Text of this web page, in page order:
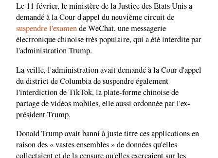
Le 11 février, le ministère de la Justice des Etats Unis a
demandé à la Cour d'appel du neuvième circuit de
suspendre l'examende WeChat, une messagerie
électronique chinoise très populaire, qui a été interdite par
l'administration Trump.
La veille, l'administration avait demandé à la Cour d'appel
du district de Columbia de suspendre également
l'interdiction de TikTok, la plate-forme chinoise de
partage de vidéos mobiles, elle aussi ordonnée par l'ex-
président Trump.
Donald Trump avait banni à juste titre ces applications en
raison des « vastes ensembles » de données qu'elles
collectaient et de la censure qu'elles exerçaient sur les